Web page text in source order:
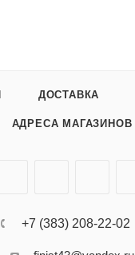
ДОСТАВКА
АДРЕСА МАГАЗИНОВ
+7 (383) 208-22-02